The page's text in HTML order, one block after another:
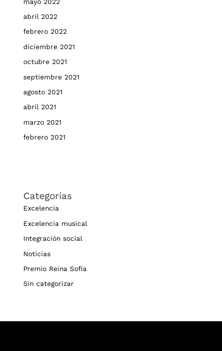
abril 2022
febrero 2022
diciembre 2021
octubre 2021
septiembre 2021
agosto 2021
abril 2021
marzo 2021
febrero 2021
Categorías
Excelencia
Excelencia musical
Integración social
Noticias
Premio Reina Sofía
Sin categorizar